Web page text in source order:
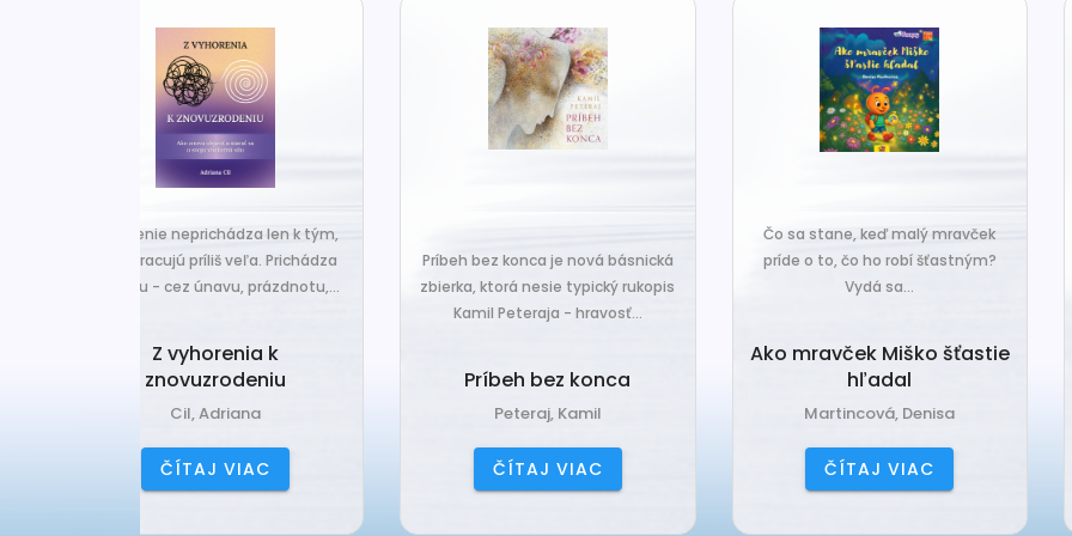
Príbeh bez konca je nová básnická
zbierka, ktorá nesie typický rukopis
Príbeh bez konca
Peteraj, Kamil
ČÍTAJ VIAC
príde o to, čo ho robí šťastným?
Vydá sa...
Ako mravček Miško šťastie
hľadal
Martincová, Denisa
ČÍTAJ VIAC
Čo sa stane, keď sa do tichej
zákutiny škriatkov prisťahuje
Babka Tvorilka
Jančová, Katarína
ČÍTAJ VIAC